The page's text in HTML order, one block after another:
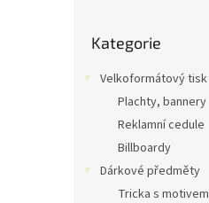
kategorie
Kategorie
Velkoformátový tisk
Plachty, bannery
Reklamní cedule
Billboardy
Dárkové předměty
Tricka s motivem